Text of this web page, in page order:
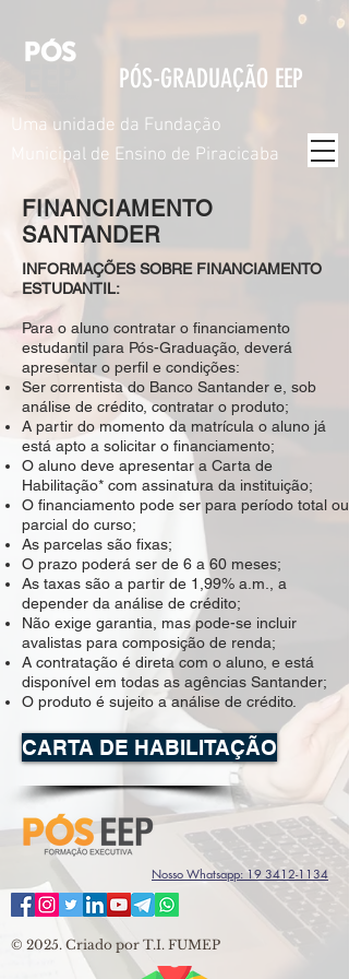
PÓS-GRADUAÇÃO EEP
Uma unidade da Fundação
Municipal de Ensino de Piracicaba
FINANCIAMENTO
SANTANDER
INFORMAÇÕES SOBRE FINANCIAMENTO
ESTUDANTIL:
Para o aluno contratar o financiamento
estudantil para Pós-Graduação, deverá
apresentar o perfil e condições:
Ser correntista do Banco Santander e, sob
análise de crédito, contratar o produto;
A partir do momento da matrícula o aluno já
está apto a solicitar o financiamento;
O aluno deve apresentar a Carta de
Habilitação* com assinatura da instituição;
O financiamento pode ser para período total ou
parcial do curso;
As parcelas são fixas;
O prazo poderá ser de 6 a 60 meses;
As taxas são a partir de 1,99% a.m., a
depender da análise de crédito;
Não exige garantia, mas pode-se incluir
avalistas para composição de renda;
A contratação é direta com o aluno, e está
disponível em todas as agências Santander;
O produto é sujeito a análise de crédito.
CARTA DE HABILITAÇÃO
Nosso Whatsapp: 19 3412-1134
© 2025. Criado por T.I. FUMEP